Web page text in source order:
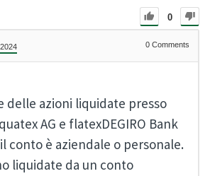
0
0 Comments
delle azioni liquidate presso
AG e flatexDEGIRO Bank
conto è aziendale o personale.
liquidate da un conto